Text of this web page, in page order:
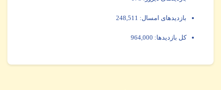
بازدیدهای امسال: 248,511
کل بازدیدها: 964,000